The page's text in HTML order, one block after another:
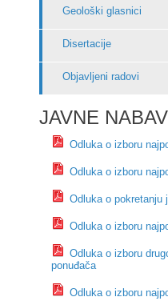
Geološki glasnici
Disertacije
Objavljeni radovi
JAVNE
Odluka o izboru
Odluka o izboru
Odluka o pokretanju
Odluka o izboru
Odluka o izboru
ponuđača
Odluka o izboru